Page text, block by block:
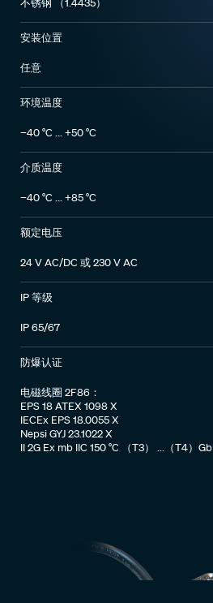
不锈钢 （1.4435）
安装位置
任意
环境温度
−40 °C ... +50 °C
介质温度
−40 °C ... +85 °C
额定电压
24 V AC/DC 或 230 V AC
IP 等级
IP 65/67
防爆认证
电磁线圈 2F86：
EPS 18 ATEX 1098 X
IECEx EPS 18.0055 X
Nepsi GYJ 23.1022 X
II 2G Ex mb IIC 150 °C （T3） ...（T4）Gb